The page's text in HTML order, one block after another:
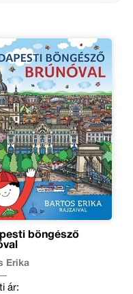
böngésző
Erika
ár: